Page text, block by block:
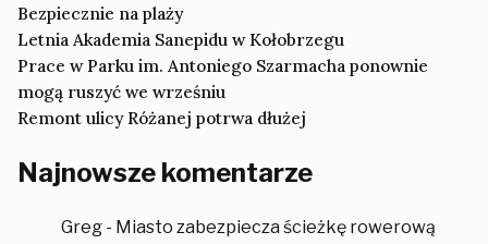
Bezpiecznie na plaży
Letnia Akademia Sanepidu w Kołobrzegu
Prace w Parku im. Antoniego Szarmacha ponownie
mogą ruszyć we wrześniu
Remont ulicy Różanej potrwa dłużej
Najnowsze komentarze
Greg - Miasto zabezpiecza ścieżkę rowerową